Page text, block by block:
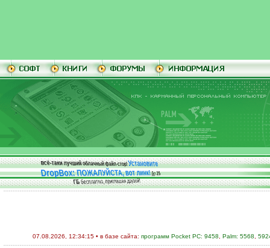
всё-таки лучший облачный файл-стор!Установите
DropBox: ПОЖАЛУЙСТА, вот линк!До25
ГБбесплатно, приглашая друзей!
07.08.2026, 12:34:15 • в базе сайта: программ Pocket PC: 9458 Palm: 5568